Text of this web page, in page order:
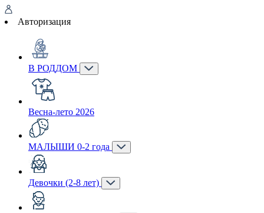
Авторизация
В РОДДОМ
Весна-лето 2026
МАЛЫШИ 0-2 года
Девочки (2-8 лет)